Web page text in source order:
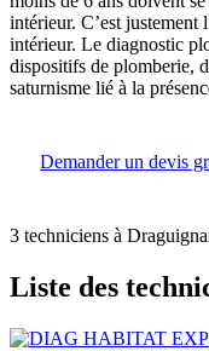
intérieur. C’est justement
intérieur. Le diagnostic
dispositifs de plomberie,
saturnisme lié à la
Demander un devis
3 techniciens à
Liste des